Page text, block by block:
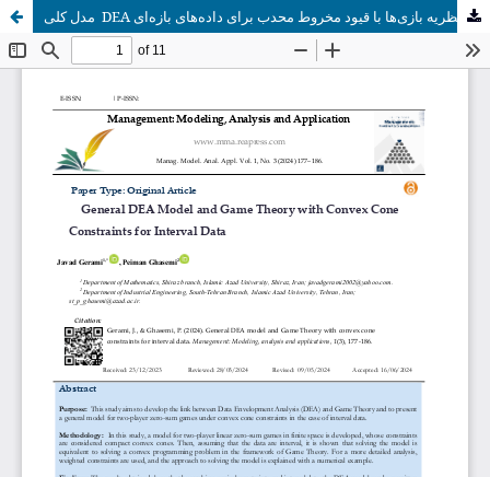
مدل كلی DEA و نظریه بازی‌ها با قیود مخروط محدب برای داده‌های بازه‌ای